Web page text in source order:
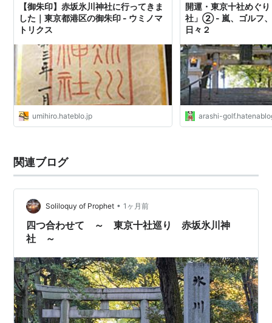
【御朱印】赤坂氷川神社に行ってきま
した｜東京都港区の御朱印 - ウミノマ
トリクス
umihiro.hateblo.jp
開運・東京十社めぐ
社」② - 嵐、ゴルフ
日々２
arashi-
関連ブログ
Soliloquy of Prophet • 1ヶ月前
四つ合わせて ～ 東京十社巡り 赤坂氷川神
社 ～